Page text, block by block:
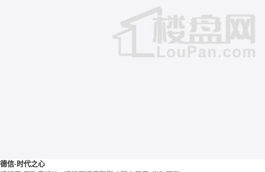
德信·时代之心